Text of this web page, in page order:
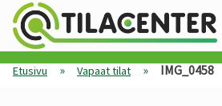
Etusivu » Vapaat tilat » IMG_0458